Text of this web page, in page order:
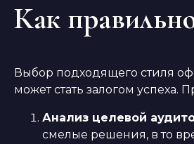
Как
Выбор подходящего стиля
может стать залогом успеха.
Анализ целевой
смелые решения, в то